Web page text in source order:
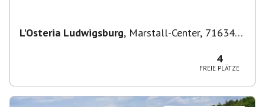
L'Osteria Ludwigsburg, Marstall-Center, 71634
4
FREIE PLÄTZE